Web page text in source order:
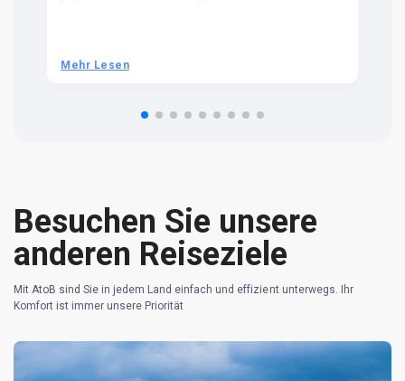
Mehr Lesen
Besuchen Sie unsere
anderen Reiseziele
Mit AtoB sind Sie in jedem Land einfach und effizient unterwegs. Ihr
Komfort ist immer unsere Priorität